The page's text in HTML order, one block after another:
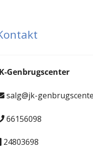
Genbrugscenter
salg@jk-
66156098
24803698